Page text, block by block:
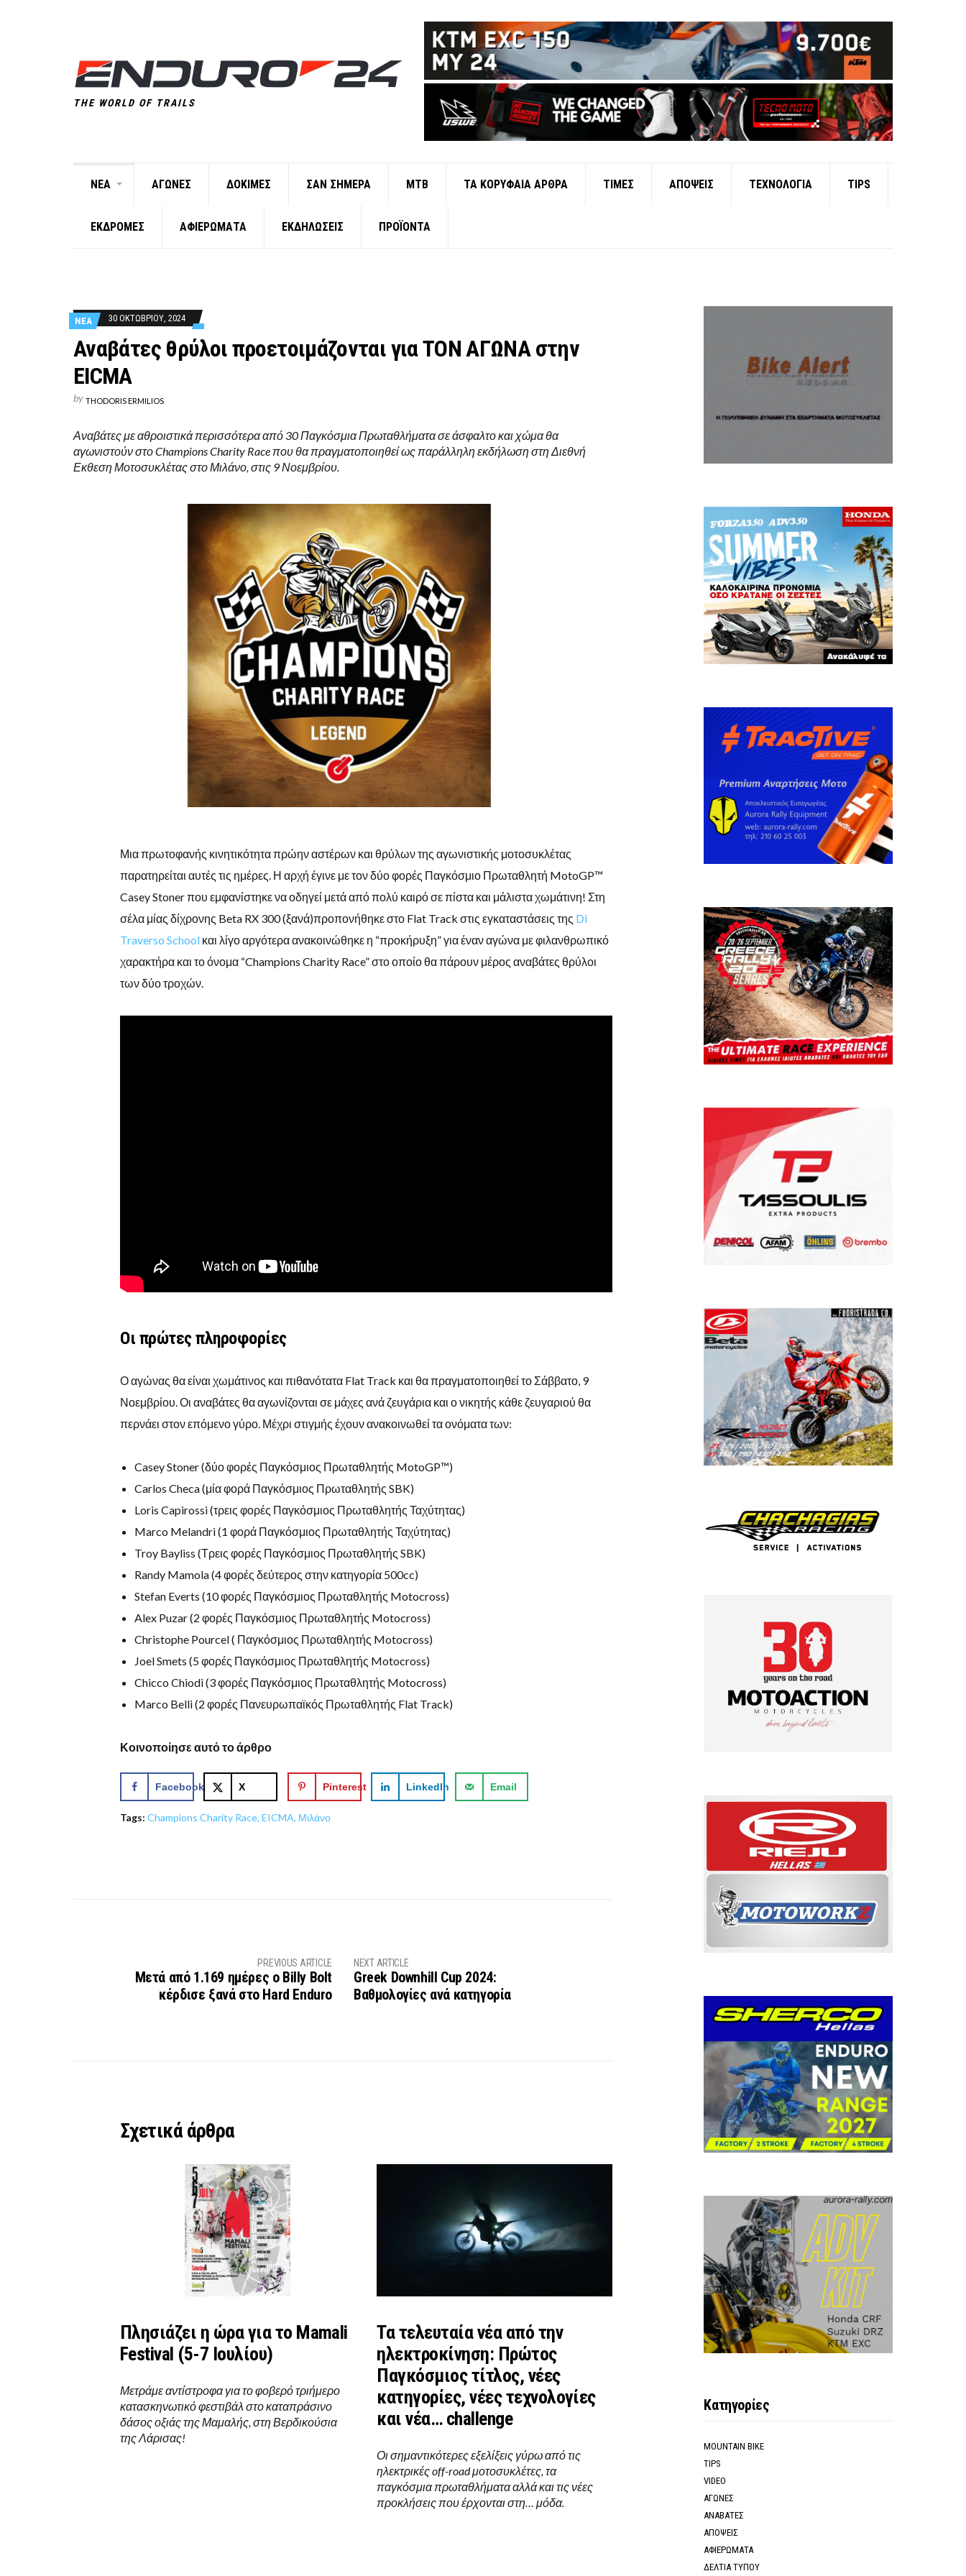
THE WORLD OF TRAILS
ΝΕΑ ΑΓΩΝΕΣ ΔΟΚΙΜΕΣ ΣΑΝ ΣΗΜΕΡΑ ΜΤΒ ΤΑ ΚΟΡΥΦΑΙΑ ΑΡΘΡΑ ΤΙΜΕΣ ΑΠΟΨΕΙΣ ΤΕΧΝΟΛΟΓΙΑ TIPS
ΕΚΔΡΟΜΕΣ ΑΦΙΕΡΩΜΑΤΑ ΕΚΔΗΛΩΣΕΙΣ ΠΡΟΪΟΝΤΑ
ΝΕΑ 30 ΟΚΤΩΒΡΙΟΥ, 2024
Αναβάτες θρύλοι προετοιμάζονται για ΤΟΝ ΑΓΩΝΑ στην
EICMA
by THODORIS ERMILIOS
Αναβάτες με αθροιστικά περισσότερα από 30 Παγκόσμια Πρωταθλήματα σε άσφαλτο και χώμα θα
αγωνιστούν στο Champions Charity Race που θα πραγματοποιηθεί ως παράλληλη εκδήλωση στη Διεθνή
Εκθεση Μοτοσυκλέτας στο Μιλάνο, στις 9 Νοεμβρίου.
Μια πρωτοφανής κινητικότητα πρώην αστέρων και θρύλων της αγωνιστικής μοτοσυκλέτας
παρατηρείται αυτές τις ημέρες. Η αρχή έγινε με τον δύο φορές Παγκόσμιο Πρωταθλητή MotoGP™
Casey Stoner που εμφανίστηκε να οδηγεί μετά από πολύ καιρό σε πίστα και μάλιστα χωμάτινη! Στη
σέλα μίας δίχρονης Beta RX 300 (ξανά)προπονήθηκε στο Flat Track στις εγκαταστάσεις της Di
Traverso School και λίγο αργότερα ανακοινώθηκε η “προκήρυξη” για έναν αγώνα με φιλανθρωπικό
χαρακτήρα και το όνομα “Champions Charity Race” στο οποίο θα πάρουν μέρος αναβάτες θρύλοι
των δύο τροχών.
Οι πρώτες πληροφορίες
Ο αγώνας θα είναι χωμάτινος και πιθανότατα Flat Track και θα πραγματοποιηθεί το Σάββατο, 9
Νοεμβρίου. Οι αναβάτες θα αγωνίζονται σε μάχες ανά ζευγάρια και ο νικητής κάθε ζευγαριού θα
περνάει στον επόμενο γύρο. Μέχρι στιγμής έχουν ανακοινωθεί τα ονόματα των:
Casey Stoner (δύο φορές Παγκόσμιος Πρωταθλητής MotoGP™)
Carlos Checa (μία φορά Παγκόσμιος Πρωταθλητής SBK)
Loris Capirossi (τρεις φορές Παγκόσμιος Πρωταθλητής Ταχύτητας)
Marco Melandri (1 φορά Παγκόσμιος Πρωταθλητής Ταχύτητας)
Troy Bayliss (Τρεις φορές Παγκόσμιος Πρωταθλητής SBK)
Randy Mamola (4 φορές δεύτερος στην κατηγορία 500cc)
Stefan Everts (10 φορές Παγκόσμιος Πρωταθλητής Motocross)
Alex Puzar (2 φορές Παγκόσμιος Πρωταθλητής Motocross)
Christophe Pourcel ( Παγκόσμιος Πρωταθλητής Motocross)
Joel Smets (5 φορές Παγκόσμιος Πρωταθλητής Motocross)
Chicco Chiodi (3 φορές Παγκόσμιος Πρωταθλητής Motocross)
Marco Belli (2 φορές Πανευρωπαϊκός Πρωταθλητής Flat Track)
Κοινοποίησε αυτό το άρθρο
Facebook X Pinterest LinkedIn Email
Tags: Champions Charity Race, EICMA, Μιλάνο
PREVIOUS ARTICLE
Μετά από 1.169 ημέρες ο Billy Bolt
κέρδισε ξανά στο Hard Enduro
NEXT ARTICLE
Greek Downhill Cup 2024:
Βαθμολογίες ανά κατηγορία
Σχετικά άρθρα
Πλησιάζει η ώρα για το Mamali
Festival (5-7 Ιουλίου)
Μετράμε αντίστροφα για το φοβερό τριήμερο
κατασκηνωτικό φεστιβάλ στο καταπράσινο
δάσος οξιάς της Μαμαλής, στη Βερδικούσια
της Λάρισας!
Τα τελευταία νέα από την
ηλεκτροκίνηση: Πρώτος
Παγκόσμιος τίτλος, νέες
κατηγορίες, νέες τεχνολογίες
και νέα… challenge
Οι σημαντικότερες εξελίξεις γύρω από τις
ηλεκτρικές off-road μοτοσυκλέτες, τα
παγκόσμια πρωταθλήματα αλλά και τις νέες
προκλήσεις που έρχονται στη… μόδα.
Κατηγορίες
MOUNTAIN BIKE
TIPS
VIDEO
ΑΓΩΝΕΣ
ΑΝΑΒΑΤΕΣ
ΑΠΟΨΕΙΣ
ΑΦΙΕΡΩΜΑΤΑ
ΔΕΛΤΙΑ ΤΥΠΟΥ